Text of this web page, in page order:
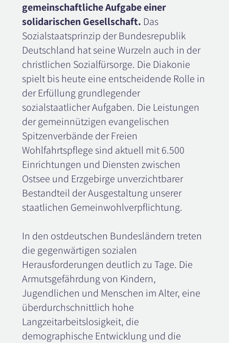
gemeinschaftliche Aufgabe einer
solidarischen Gesellschaft. Das
Sozialstaatsprinzip der Bundesrepublik
Deutschland hat seine Wurzeln auch in der
christlichen Sozialfürsorge. Die Diakonie
spielt bis heute eine entscheidende Rolle in
der Erfüllung grundlegender
sozialstaatlicher Aufgaben. Die Leistungen
der gemeinnützigen evangelischen
Spitzenverbände der Freien
Wohlfahrtspflege sind aktuell mit 6.500
Einrichtungen und Diensten zwischen
Ostsee und Erzgebirge unverzichtbarer
Bestandteil der Ausgestaltung unserer
staatlichen Gemeinwohlverpflichtung.
In den ostdeutschen Bundesländern treten
die gegenwärtigen sozialen
Herausforderungen deutlich zu Tage. Die
Armutsgefährdung von Kindern,
Jugendlichen und Menschen im Alter, eine
überdurchschnittlich hohe
Langzeitarbeitslosigkeit, die
demographische Entwicklung und die